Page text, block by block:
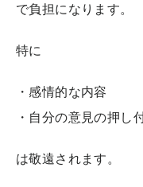
で負担になります。
特に
・感情的な内容
・自分の意見の押し
は敬遠されます。